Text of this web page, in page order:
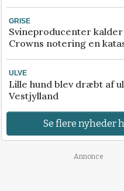
GRISE
Svineproducenter kalder
Crowns notering en
ULVE
Lille hund blev dræbt af
Vestjylland
Se flere nyheder
Annonce